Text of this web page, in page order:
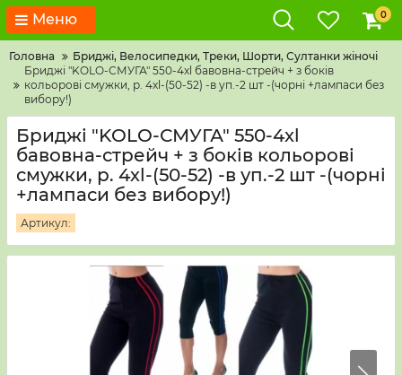
Меню 0
Головна
Бриджі, Велосипедки, Треки, Шорти, Султанки жіночі
Бриджі "KOLO-СМУГА" 550-4xl бавовна-стрейч + з боків
кольорові смужки, р. 4хl-(50-52) -в уп.-2 шт -(чорні +лампаси без
вибору!)
Бриджі "KOLO-СМУГА" 550-4xl
бавовна-стрейч + з боків кольорові
смужки, р. 4хl-(50-52) -в уп.-2 шт -(чорні
+лампаси без вибору!)
Артикул: